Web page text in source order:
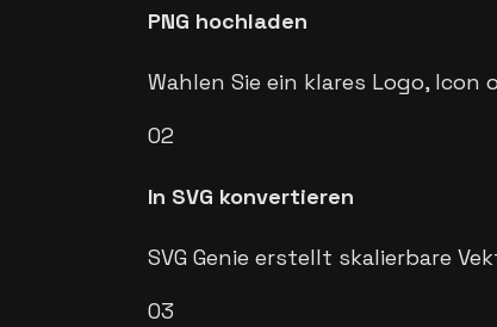
PNG hochladen
Wahlen Sie ein klares Logo, Icon
02
In SVG konvertieren
SVG Genie erstellt skalierbare
03